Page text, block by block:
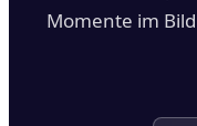
Momente im